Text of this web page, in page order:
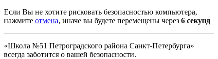
Если Вы не хотите рисковать безопасностью компьютера,
нажмите отмена, иначе вы будете перемещены через 5 секунд
«Школа №51 Петроградского района Санкт-Петербурга»
всегда заботится о вашей безопасности.